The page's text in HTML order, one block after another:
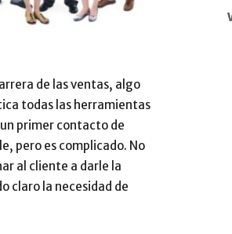
–
de las ventas, algo
todas las herramientas
primer contacto de
pero es complicado. No
al cliente a darle la
claro la necesidad de